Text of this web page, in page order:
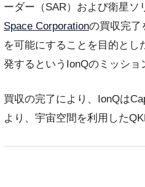
ーダー（SAR）および衛星ソ
Space Corporationの買収完了
を可能にすることを目的とし
発するというIonQのミッショ
買収の完了により、IonQは
より、宇宙空間を利用した